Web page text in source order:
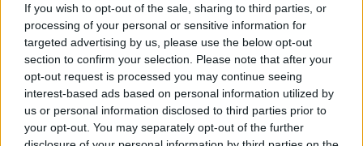
If you wish to opt-out of the sale, sharing to third parties, or
processing of your personal or sensitive information for
targeted advertising by us, please use the below opt-out
section to confirm your selection. Please note that after your
opt-out request is processed you may continue seeing
interest-based ads based on personal information utilized by
us or personal information disclosed to third parties prior to
your opt-out. You may separately opt-out of the further